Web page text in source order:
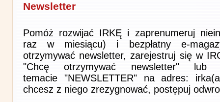
Newsletter
Pomóż rozwijać IRKĘ i zaprenumeruj
raz w miesiącu) i bezpłatny e-
otrzymywać newsletter, zarejestruj się w
"Chcę otrzymywać newsletter"
temacie "NEWSLETTER" na adres:
chcesz z niego zrezygnować, postępuj